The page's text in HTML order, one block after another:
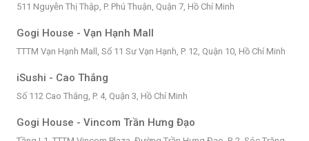
511 Nguyễn Thị Thập, P. Phú Thuận, Quận 7, Hồ Chí Minh
Gogi House - Vạn Hạnh Mall
TTTM Vạn Hạnh Mall, Số 11 Sư Vạn Hạnh, P. 12, Quận 10, Hồ Chí Minh
iSushi - Cao Thắng
Số 112 Cao Thắng, P. 4, Quận 3, Hồ Chí Minh
Gogi House - Vincom Trần Hưng Đạo